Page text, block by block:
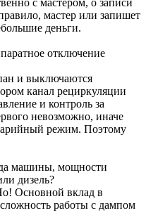
мастер или запишет
деньги.
отключение
и выключаются
канал рециркуляции
и контроль за
невозможно, иначе
режим. Поэтому
машины, мощности
дизель?
Основной вклад в
работы с дампом